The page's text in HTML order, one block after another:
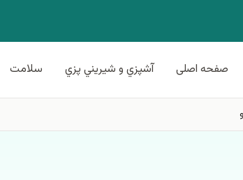
صفحه اصلی آشپزي و شيريني پزي سلامت